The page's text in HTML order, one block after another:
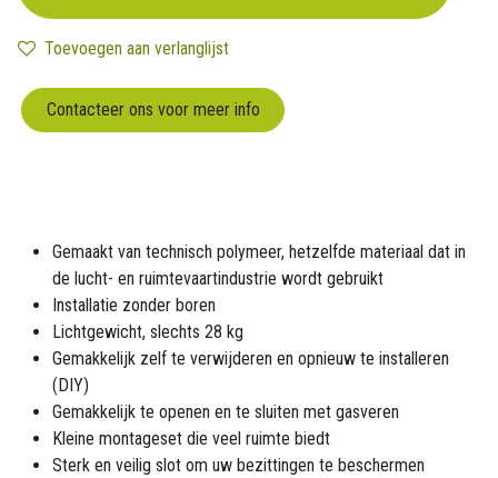
Toevoegen aan verlanglijst
Contacteer ons voor meer info
Gemaakt van technisch polymeer, hetzelfde materiaal dat in
de lucht- en ruimtevaartindustrie wordt gebruikt
Installatie zonder boren
Lichtgewicht, slechts 28 kg
Gemakkelijk zelf te verwijderen en opnieuw te installeren
(DIY)
Gemakkelijk te openen en te sluiten met gasveren
Kleine montageset die veel ruimte biedt
Sterk en veilig slot om uw bezittingen te beschermen